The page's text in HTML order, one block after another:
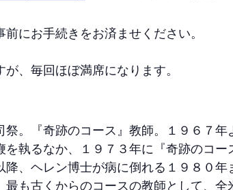
にお手続きをお済ませください。
、毎回ほぼ満席になります。
。『奇跡のコース』教師。１９６７年
執るなか、１９７３年に『奇跡のコー
、ヘレン博士が病に倒れる１９８０年
も古くからのコースの教師として、全